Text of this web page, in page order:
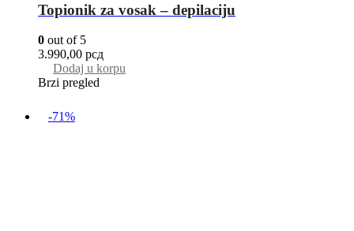
Topionik za vosak – depilaciju
0 out of 5
3.990,00 рсд
Dodaj u korpu
Brzi pregled
-71%